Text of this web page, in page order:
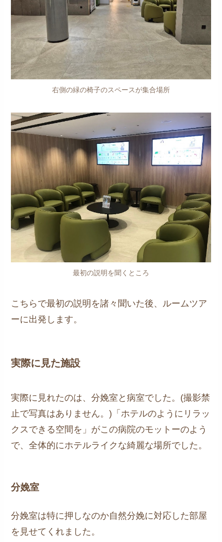
右側の緑の椅子のスペースが集合場所
最初の説明を聞くところ
こちらで最初の説明を諸々聞いた後、ルームツア
ーに出発します。
実際に見た施設
実際に見れたのは、分娩室と病室でした。(撮影禁
止で写真はありません。)「ホテルのようにリラッ
クスできる空間を」がこの病院のモットーのよう
で、全体的にホテルライクな綺麗な場所でした。
分娩室
分娩室は特に押しなのか自然分娩に対応した部屋
を見せてくれました。